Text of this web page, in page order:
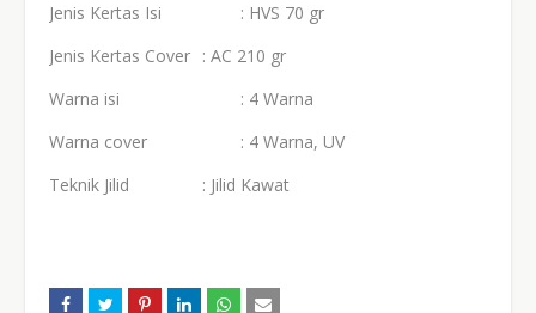
Jenis Kertas Isi
: HVS 70 gr
Jenis Kertas Cover : AC 210 gr
Warna isi
: 4 Warna
Warna cover
: 4 Warna, UV
Teknik Jilid
: Jilid Kawat